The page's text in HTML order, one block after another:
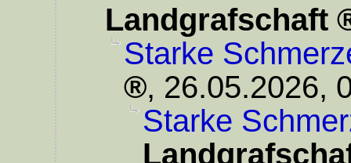
Landgrafschaft
Starke
, 26.05.2026,
Starke